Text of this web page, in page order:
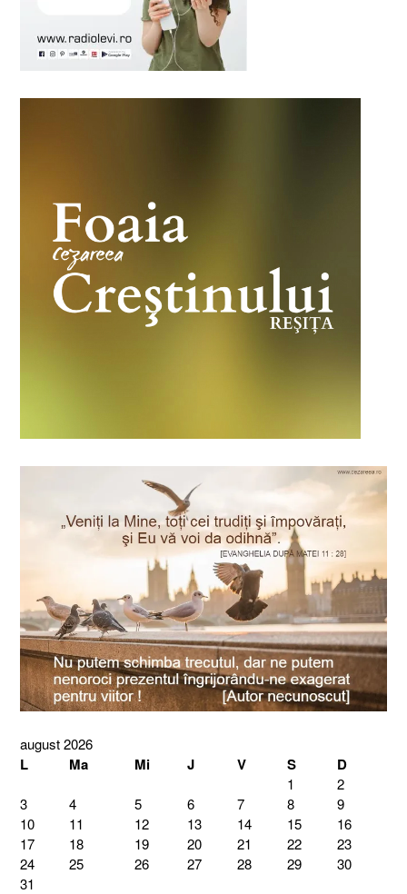
august 2026
L Ma Mi J V S D
1
2
3
4 5 6 7 8
9
10
11 12 13 14 15
16
17
18 19 20 21 22
23
24
25 26 27 28 29
30
31